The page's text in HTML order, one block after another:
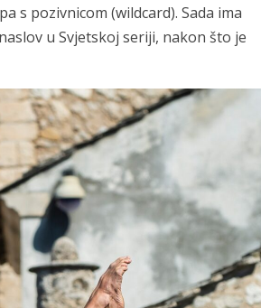
s pozivnicom (wildcard). Sada ima
u Svjetskoj seriji, nakon što je